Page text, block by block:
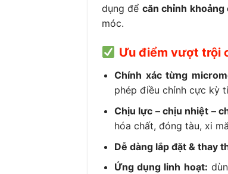
dụng để căn chỉnh khoảng
móc.
Ưu điểm vượt trội
Chính xác từng
phép điều chỉnh cực kỳ
Chịu lực – chịu nhiệt –
hóa chất, đóng tàu, xi
Dễ dàng lắp đặt & thay
Ứng dụng linh hoạt: